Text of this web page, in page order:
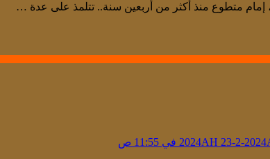
إمام متطوع منذ أكثر من أربعين سنة.. تتلمذ على عدة …